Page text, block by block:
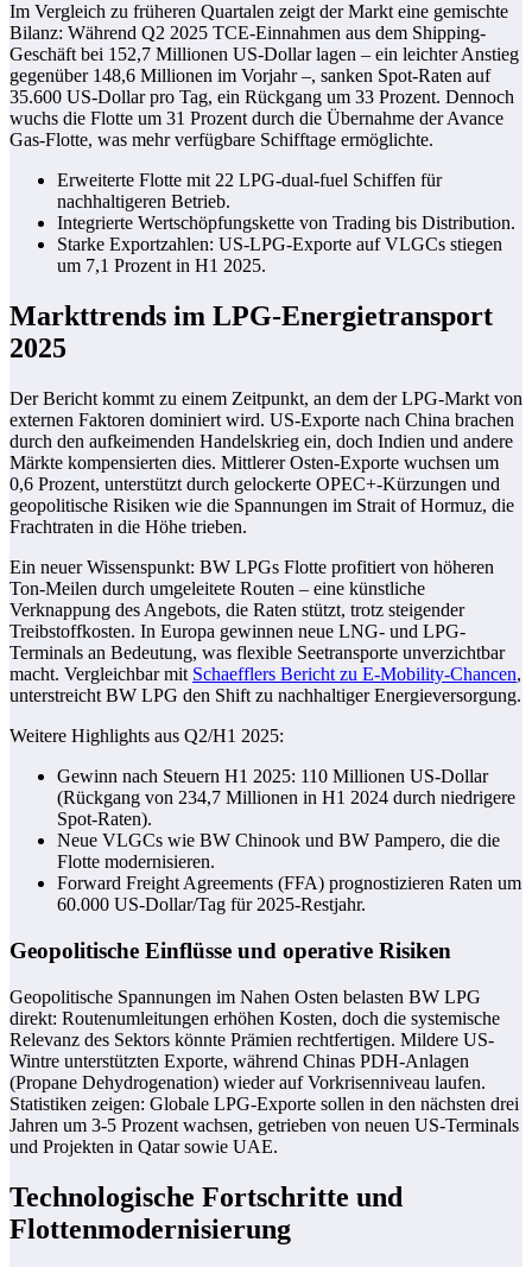
Im Vergleich zu früheren Quartalen zeigt der Markt eine gemischte
Bilanz: Während Q2 2025 TCE-Einnahmen aus dem Shipping-
Geschäft bei 152,7 Millionen US-Dollar lagen – ein leichter Anstieg
gegenüber 148,6 Millionen im Vorjahr –, sanken Spot-Raten auf
35.600 US-Dollar pro Tag, ein Rückgang um 33 Prozent. Dennoch
wuchs die Flotte um 31 Prozent durch die Übernahme der Avance
Gas-Flotte, was mehr verfügbare Schifftage ermöglichte.
Erweiterte Flotte mit 22 LPG-dual-fuel Schiffen für
nachhaltigeren Betrieb.
Integrierte Wertschöpfungskette von Trading bis Distribution.
Starke Exportzahlen: US-LPG-Exporte auf VLGCs stiegen
um 7,1 Prozent in H1 2025.
Markttrends im LPG-Energietransport
2025
Der Bericht kommt zu einem Zeitpunkt, an dem der LPG-Markt von
externen Faktoren dominiert wird. US-Exporte nach China brachen
durch den aufkeimenden Handelskrieg ein, doch Indien und andere
Märkte kompensierten dies. Mittlerer Osten-Exporte wuchsen um
0,6 Prozent, unterstützt durch gelockerte OPEC+-Kürzungen und
geopolitische Risiken wie die Spannungen im Strait of Hormuz, die
Frachtraten in die Höhe trieben.
Ein neuer Wissenspunkt: BW LPGs Flotte profitiert von höheren
Ton-Meilen durch umgeleitete Routen – eine künstliche
Verknappung des Angebots, die Raten stützt, trotz steigender
Treibstoffkosten. In Europa gewinnen neue LNG- und LPG-
Terminals an Bedeutung, was flexible Seetransporte unverzichtbar
macht. Vergleichbar mit Schaefflers Bericht zu E-Mobility-Chancen,
unterstreicht BW LPG den Shift zu nachhaltiger Energieversorgung.
Weitere Highlights aus Q2/H1 2025:
Gewinn nach Steuern H1 2025: 110 Millionen US-Dollar
(Rückgang von 234,7 Millionen in H1 2024 durch niedrigere
Spot-Raten).
Neue VLGCs wie BW Chinook und BW Pampero, die die
Flotte modernisieren.
Forward Freight Agreements (FFA) prognostizieren Raten um
60.000 US-Dollar/Tag für 2025-Restjahr.
Geopolitische Einflüsse und operative Risiken
Geopolitische Spannungen im Nahen Osten belasten BW LPG
direkt: Routenumleitungen erhöhen Kosten, doch die systemische
Relevanz des Sektors könnte Prämien rechtfertigen. Mildere US-
Wintre unterstützten Exporte, während Chinas PDH-Anlagen
(Propane Dehydrogenation) wieder auf Vorkrisenniveau laufen.
Statistiken zeigen: Globale LPG-Exporte sollen in den nächsten drei
Jahren um 3-5 Prozent wachsen, getrieben von neuen US-Terminals
und Projekten in Qatar sowie UAE.
Technologische Fortschritte und
Flottenmodernisierung